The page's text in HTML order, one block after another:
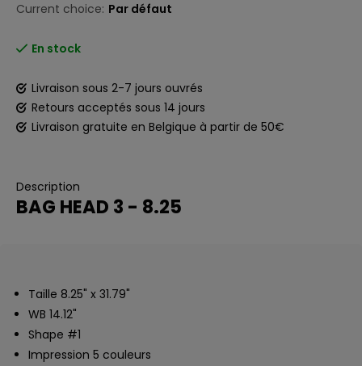
Current choice: Par défaut
En stock
Livraison sous 2-7 jours ouvrés
Retours acceptés sous 14 jours
Livraison gratuite en Belgique à partir de 50€
Description
BAG HEAD 3 - 8.25
Taille 8.25" x 31.79"
WB 14.12"
Shape #1
Impression 5 couleurs